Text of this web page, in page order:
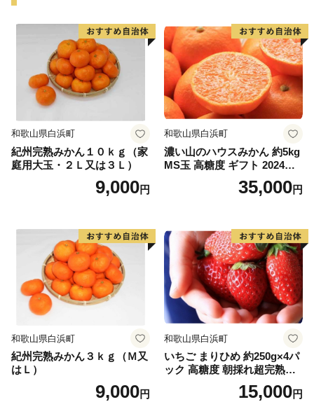
令和7年12月26日（金）以降のご寄附分は、令和8年1
月5日（月）迄に発送予定
※随時発送を行いますが、年末年始の混雑状況により到
着が遅れる場合がございます。予めご了承ください。
【急ぎワンストップ特例申請をされたい方へ】
▼マイナンバーカードをお持ちの方は、書類の到着を待
たずに「ふるまど」からオンライン申請ができます。
（2）アカウントを作成
（4）複数自治体、複数寄附をまとめて申請
※小林市は、オンラインでのワンストップ特例申請の積
極的な活用をお願いしております。
▼マイナンバーカードをお持ちでない方は、市ホームペ
ージなどからも申請書のダウンロードが可能です。
・印刷後、必要書類を添付の上、以下の送付先までご送
付お願いします。
--------------------------------------------------
和歌山県白浜町
紀州完熟みかん１０ｋｇ（家
庭用大玉・２Ｌ又は３Ｌ）
9,000円
和歌山県白浜町
濃い山のハウスみかん 約5kg
MS玉 高糖度 ギフト 2024年7
35,000円
和歌山県白浜町
紀州完熟みかん３ｋｇ（Ｍ又
はＬ）
9,000円
和歌山県白浜町
いちご まりひめ 約250g×4パ
ック 高糖度 朝採れ超完熟ま
りひめ 1月以降発送分15,000円